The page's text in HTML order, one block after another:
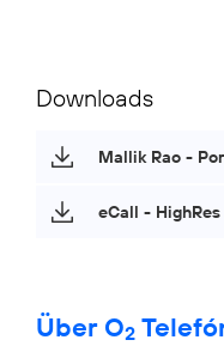
Downloads
Mallik Rao -
eCall -
Über O2